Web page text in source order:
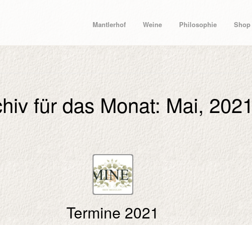
Mantlerhof Weine Philosophie Shop
für das Monat: Mai, 2021
Termine 2021